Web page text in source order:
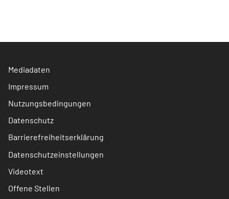
Mediadaten
Impressum
Nutzungsbedingungen
Datenschutz
Barrierefreiheitserklärung
Datenschutzeinstellungen
Videotext
Offene Stellen